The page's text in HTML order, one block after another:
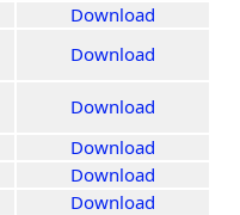
Download
Download
Download
Download
Download
Download